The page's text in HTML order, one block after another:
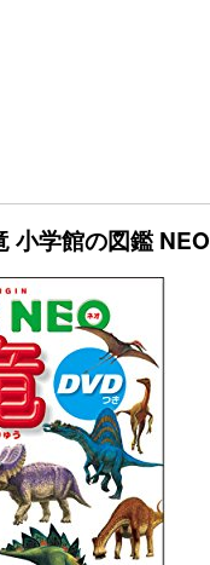
小学館の図鑑 NEO